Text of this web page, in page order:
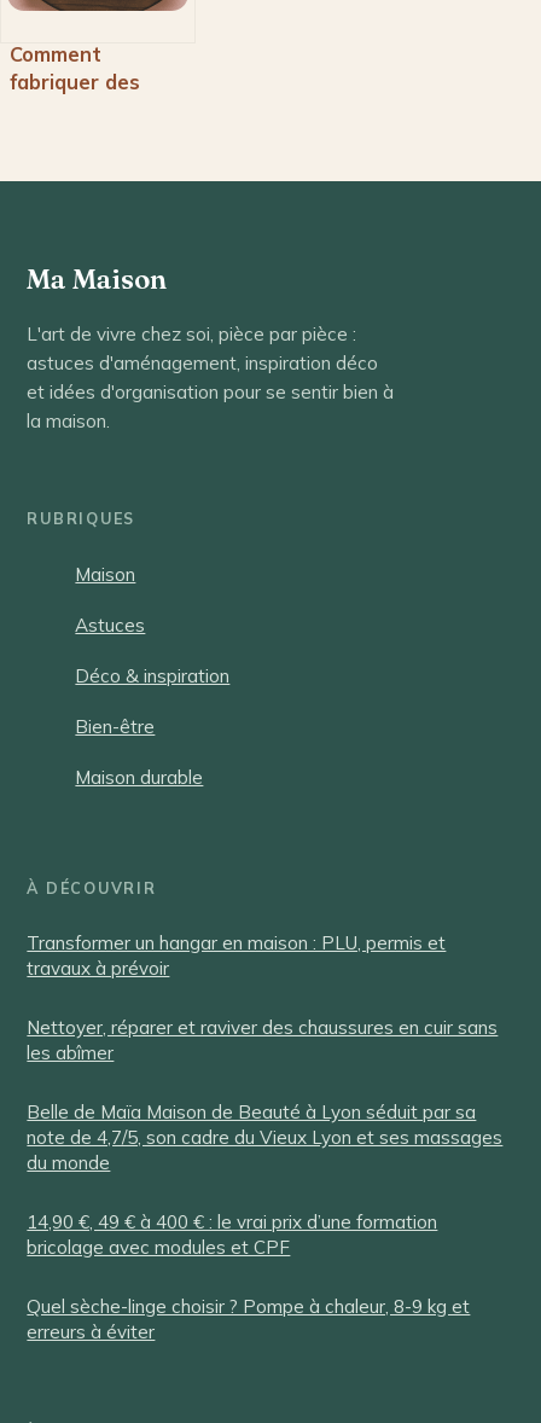
Comment
fabriquer des
Ma Maison
L'art de vivre chez soi, pièce par pièce :
astuces d'aménagement, inspiration déco
et idées d'organisation pour se sentir bien à
la maison.
RUBRIQUES
Maison
Astuces
Déco & inspiration
Bien-être
Maison durable
À DÉCOUVRIR
Transformer un hangar en maison : PLU, permis et
travaux à prévoir
Nettoyer, réparer et raviver des chaussures en cuir sans
les abîmer
Belle de Maïa Maison de Beauté à Lyon séduit par sa
note de 4,7/5, son cadre du Vieux Lyon et ses massages
du monde
14,90 €, 49 € à 400 € : le vrai prix d’une formation
bricolage avec modules et CPF
Quel sèche-linge choisir ? Pompe à chaleur, 8-9 kg et
erreurs à éviter